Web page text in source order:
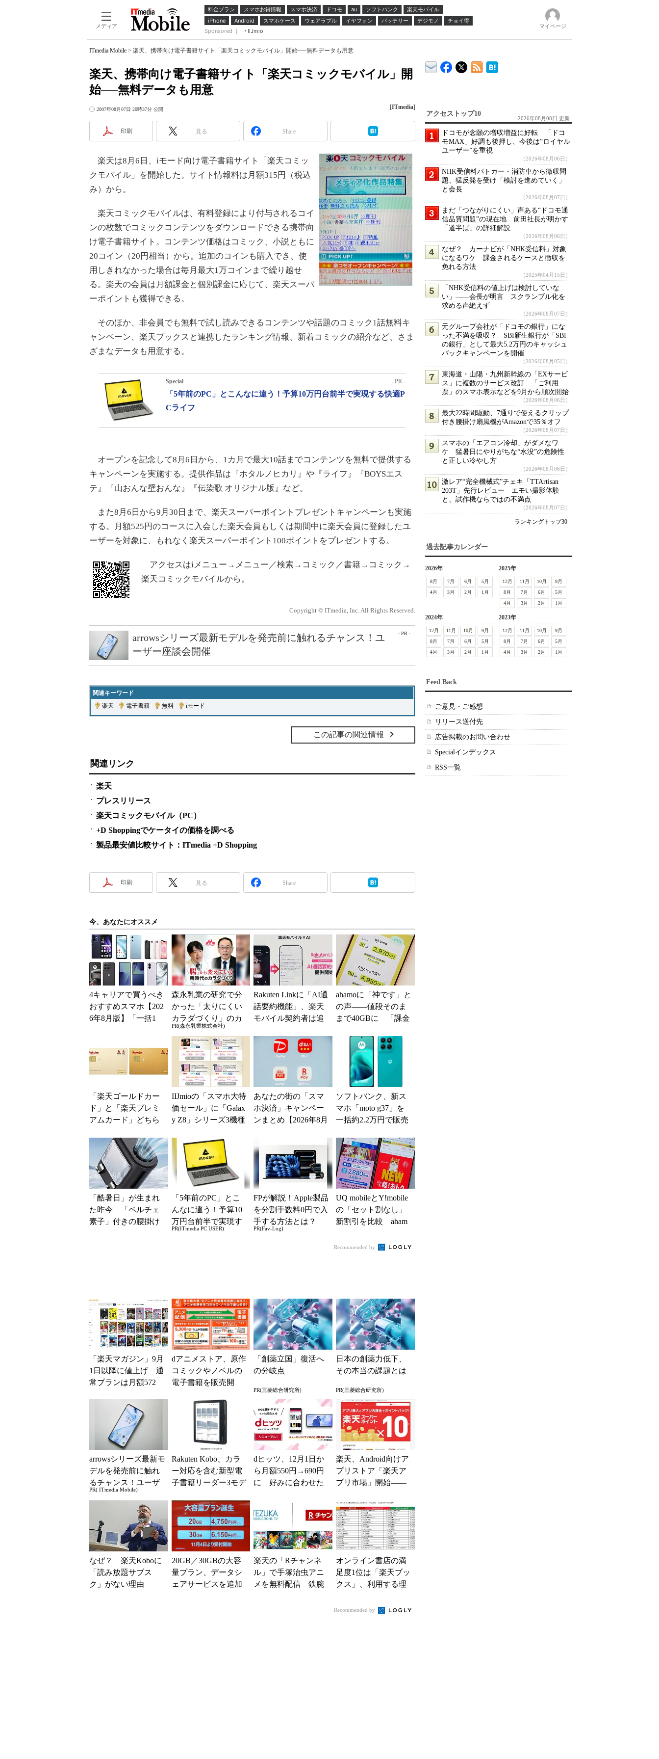
メディア
料金プラン スマホお得情報 スマホ決済 ドコモ au ソフトバンク
楽天モバイル
iPhone
Android スマホケース ウェアラブル イヤフォン バッテリー デジモノ
チョイ得
Sponsored ｜
IIJmio
マイページ
ITmedia Mobile > 楽天、携帯向け電子書籍サイト「楽天コミックモバイル」開始──無料データも用意
楽天、携帯向け電子書籍サイト「楽天コミックモバイル」開
始──無料データも用意
2007年08月07日 20時37分 公開 [ITmedia]
印刷 見る Share
楽天は8月6日、iモード向け電子書籍サイト「楽天コミッ
クモバイル」を開始した。サイト情報料は月額315円（税込
み）から。
楽天コミックモバイルは、有料登録により付与されるコイ
ンの枚数でコミックコンテンツをダウンロードできる携帯向
け電子書籍サイト。コンテンツ価格はコミック、小説ともに
20コイン（20円相当）から。追加のコインも購入でき、使
用しきれなかった場合は毎月最大1万コインまで繰り越せ
る。楽天の会員は月額課金と個別課金に応じて、楽天スーパ
ーポイントも獲得できる。
そのほか、非会員でも無料で試し読みできるコンテンツや話題のコミック1話無料キ
ャンペーン、楽天ブックスと連携したランキング情報、新着コミックの紹介など、さま
ざまなデータも用意する。
Special - PR -
「5年前のPC」とこんなに違う！予算10万円台前半で実現する快適P
Cライフ
オープンを記念して8月6日から、1カ月で最大10話までコンテンツを無料で提供する
キャンペーンを実施する。提供作品は『ホタルノヒカリ』や『ライフ』『BOYSエス
テ』『山おんな壁おんな』『伝染歌 オリジナル版』など。
また8月6日から9月30日まで、楽天スーパーポイントプレゼントキャンペーンも実施
する。月額525円のコースに入会した楽天会員もしくは期間中に楽天会員に登録したユ
ーザーを対象に、もれなく楽天スーパーポイント100ポイントをプレゼントする。
アクセスはiメニュー→メニュー／検索→コミック／書籍→コミック→
楽天コミックモバイルから。
Copyright © ITmedia, Inc. All Rights Reserved.
- PR -
arrowsシリーズ最新モデルを発売前に触れるチャンス！ユ
ーザー座談会開催
関連キーワード
楽天
電子書籍 無料 iモード
この記事の関連情報
関連リンク
楽天
プレスリリース
楽天コミックモバイル（PC）
+D Shoppingでケータイの価格を調べる
製品最安値比較サイト：ITmedia +D Shopping
印刷 見る Share
今、あなたにオススメ
4キャリアで買うべき
おすすめスマホ【202
6年8月版】「一括1
森永乳業の研究で分
かった「太りにくい
カラダづくり」のカ
ギとは？
PR(森永乳業株式会社)
Rakuten Linkに「AI通
話要約機能」、楽天
モバイル契約者は追
ahamoに「神です」と
の声――値段そのま
まで40GBに 「課金
た」と戸惑いも
「楽天ゴールドカー
ド」と「楽天プレミ
アムカード」どちら
いを比較してみた
IIJmioの「スマホ大特
価セール」に「Galax
y Z8」シリーズ3機種
あなたの街の「スマ
ホ決済」キャンペー
ンまとめ【2026年8月
い、au PAY...
ソフトバンク、新ス
マホ「moto g37」を
一括約2.2万円で販売
「酷暑日」が生まれ
た昨今 「ペルチェ
素子」付きの腰掛け
「5年前のPC」とこ
んなに違う！予算10
万円台前半で実現す
る快適PCライフ
PR(ITmedia PC USER)
FPが解説！Apple製品
を分割手数料0円で入
手する方法とは？
PR(Fav-Log)
UQ mobileとY!mobile
の「セット割なし」
新割引を比較 aham
モ...
Recommended by
「楽天マガジン」9月
1日以降に値上げ 通
常プランは月額572
dアニメストア、原作
コミックやノベルの
電子書籍を販売開
0％ポイント還元
「創薬立国」復活へ
の分岐点
PR(三菱総合研究所)
日本の創薬力低下、
その本当の課題とは
PR(三菱総合研究所)
arrowsシリーズ最新モ
デルを発売前に触れ
るチャンス！ユーザ
ー座談会開催
PR( ITmedia Mobile)
Rakuten Kobo、カラ
ー対応を含む新型電
子書籍リーダー3モデ
約2.1万円...
dヒッツ、12月1日か
ら月額550円→690円
に 好みに合わせた
楽天、Android向けア
プリストア「楽天ア
プリ市場」開始――
アプリ対策も
なぜ？ 楽天Koboに
「読み放題サブス
ク」がない理由
20GB／30GBの大容
量プラン、データシ
ェアサービスを追加
楽天の「Rチャンネ
ル」で手塚治虫アニ
メを無料配信 鉄腕
オンライン書店の満
足度1位は「楽天ブッ
クス」、利用する理
料」など各書店で差
Recommended by
アクセストップ10
2026年08月08日 更新
ドコモが念願の増収増益に好転 「ドコ
モMAX」好調も後押し、今後は“ロイヤル
ユーザー”を重視
（2026年08月06日）
NHK受信料パトカー・消防車から徴収問
題、猛反発を受け「検討を進めていく」
と会長
（2026年08月07日）
まだ「つながりにくい」声ある“ドコモ通
信品質問題”の現在地 前田社長が明かす
「道半ば」の詳細解説
（2026年08月06日）
なぜ？ カーナビが「NHK受信料」対象
になるワケ 課金されるケースと徴収を
免れる方法
（2025年04月15日）
「NHK受信料の値上げは検討していな
い」――会長が明言 スクランブル化を
求める声絶えず
（2026年08月07日）
元グループ会社が「ドコモの銀行」にな
った不満を吸収？ SBI新生銀行が「SBI
の銀行」として最大5.2万円のキャッシュ
バックキャンペーンを開催
（2026年08月05日）
東海道・山陽・九州新幹線の「EXサービ
ス」に複数のサービス改訂 「ご利用
票」のスマホ表示などを9月から順次開始
（2026年08月06日）
最大22時間駆動、7通りで使えるクリップ
付き腰掛け扇風機がAmazonで35％オフ
（2026年08月07日）
スマホの「エアコン冷却」がダメなワ
ケ 猛暑日にやりがちな“水没”の危険性
と正しい冷やし方
（2026年08月06日）
激レア“完全機械式”チェキ「TTArtisan
203T」先行レビュー エモい撮影体験
と、試作機ならではの不満点
（2026年08月07日）
ランキングトップ30
過去記事カレンダー
2026年
8月 7月 6月
5月
4月
3月 2月 1月
2025年
12月 11月 10月
9月
8月
7月 6月
5月
4月
3月 2月 1月
2024年
12月 11月 10月
9月
8月
7月 6月
5月
4月
3月 2月 1月
2023年
12月 11月 10月
9月
8月
7月 6月
5月
4月
3月 2月 1月
Feed Back
ご意見・ご感想
リリース送付先
広告掲載のお問い合わせ
Specialインデックス
RSS一覧